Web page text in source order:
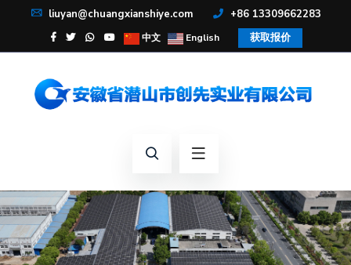
liuyan@chuangxianshiye.com +86 13309662283
中文 English 获取报价